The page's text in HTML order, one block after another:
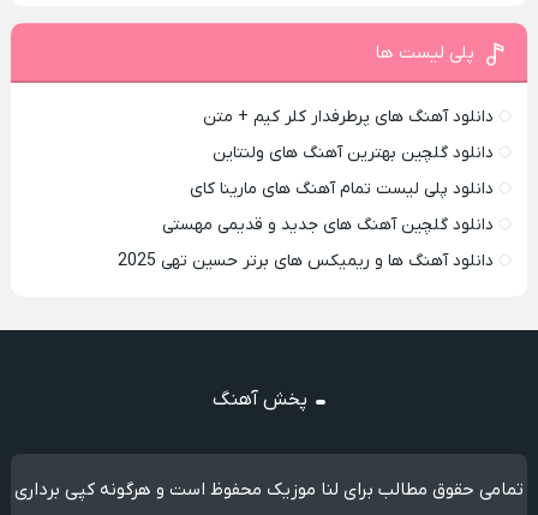
پلی لیست ها
دانلود آهنگ های پرطرفدار کلر کیم + متن
دانلود گلچین بهترین آهنگ های ولنتاین
دانلود پلی لیست تمام آهنگ های مارینا کای
دانلود گلچین آهنگ های جدید و قدیمی مهستی
دانلود آهنگ ها و ریمیکس های برتر حسین تهی 2025
پخش آهنگ
تمامی حقوق مطالب برای لنا موزیک محفوظ است و هرگونه کپی برداری